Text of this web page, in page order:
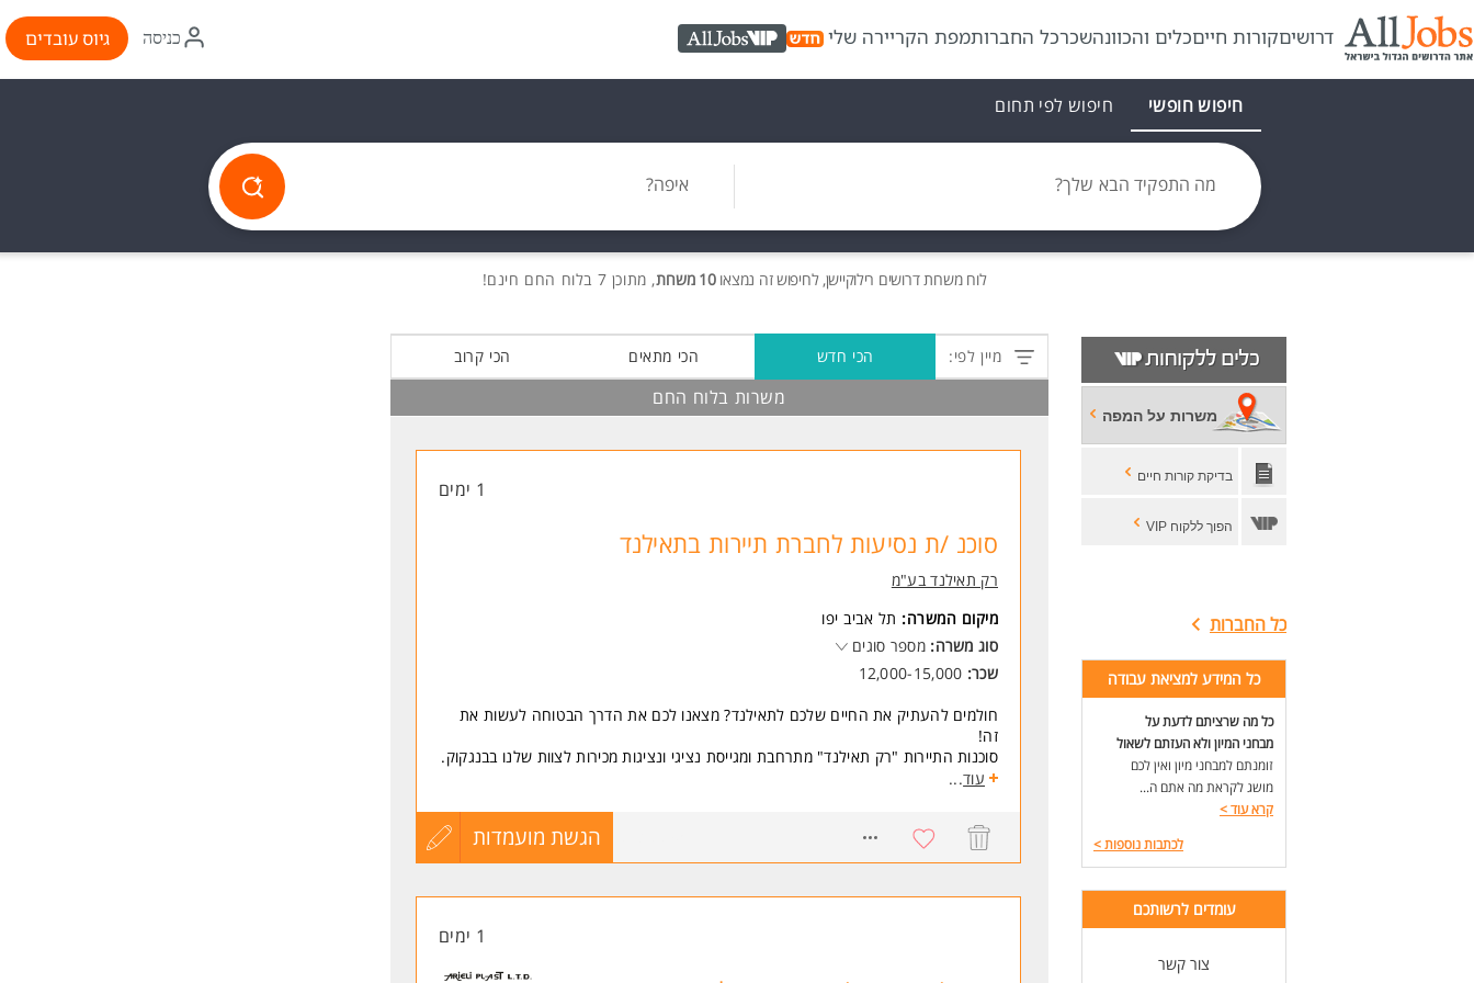
דרושיםקורות חייםכלים והכוונהשכרכל החברותמפת הקריירה שלי AllJobs VIP
איקון
התחברות
כניסה גיוס עובדים
חיפוש חופשי חיפוש לפי תחום
מה התפקיד הבא שלך? איפה?
לוח משרותדרושים רילוקיישן, לחיפוש זה נמצאו10 משרות , מתוכן 7 בלוח החם חינם!
משרות על המפה
בדיקת קורות חיים
הפוך ללקוח VIP
כל החברות
כל המידע למציאת עבודה
כל מה שרציתם לדעת על
מבחני המיון ולא העזתם לשאול
זומנתם למבחני מיון ואין לכם
מושג לקראת מה אתם ה...
קרא עוד>
לכתבות נוספות>
עומדים לרשותכם
צור קשר
מיין לפי: הכי חדש הכי מתאים הכי קרוב
משרות בלוח החם
1 ימים
סוכנ /ת נסיעות לחברת תיירות בתאילנד
רק תאילנד בע"מ
מיקום המשרה: תל אביב יפו
סוג משרה: מספר סוגים
שכר: 12,000-15,000
חולמים להעתיק את החיים שלכם לתאילנד? מצאנו לכם את הדרך הבטוחה לעשות את
זה!
סוכנות התיירות "רק תאילנד" מתרחבת ומגייסת נציגי ונציגות מכירות לצוות שלנו בבנגקוק.
זו ההזדמנות שלכם לרילוקיישן של פעם בחיים, עבודה בסביבה צעירה ודינמית, ותנאים
מה התפקיד כולל?
מתן שירות, ייעוץ אישי ומכירת חבילות תיירות באווירה סופר-כיפית בלב בנגקוק.
מה אנחנו מציעים לכם?
עוד...
הגשת מועמדות
עדכון
1 ימים